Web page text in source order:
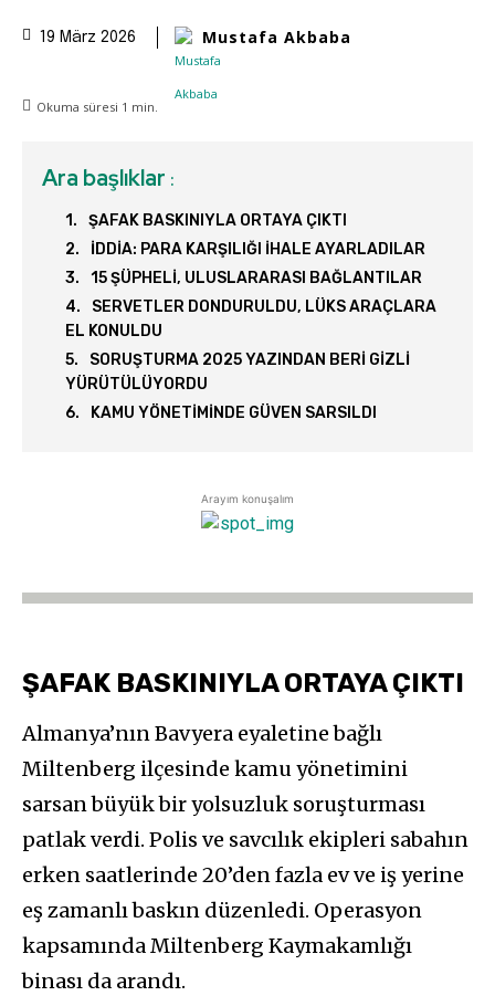
19 März 2026 Mustafa Akbaba
Okuma süresi 1 min.
Ara başlıklar :
ŞAFAK BASKINIYLA ORTAYA ÇIKTI
İDDİA: PARA KARŞILIĞI İHALE AYARLADILAR
15 ŞÜPHELİ, ULUSLARARASI BAĞLANTILAR
SERVETLER DONDURULDU, LÜKS ARAÇLARA
EL KONULDU
SORUŞTURMA 2025 YAZINDAN BERİ GİZLİ
YÜRÜTÜLÜYORDU
KAMU YÖNETİMİNDE GÜVEN SARSILDI
Arayım konuşalım
ŞAFAK BASKINIYLA ORTAYA ÇIKTI
Almanya’nın Bavyera eyaletine bağlı
Miltenberg ilçesinde kamu yönetimini
sarsan büyük bir yolsuzluk soruşturması
patlak verdi. Polis ve savcılık ekipleri sabahın
erken saatlerinde 20’den fazla ev ve iş yerine
eş zamanlı baskın düzenledi. Operasyon
kapsamında Miltenberg Kaymakamlığı
binası da arandı.